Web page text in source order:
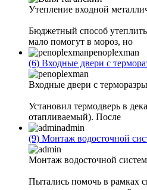
Утепление входной
Бюджетный способ
мало помогут в мороз, но
penoplexman
(6) Входные двери с
Входные двери с
Установил термодверь в
отапливаемый). После
admin
(9) Монтаж водосточной
Монтаж водосточной
Пытались помочь в рамках